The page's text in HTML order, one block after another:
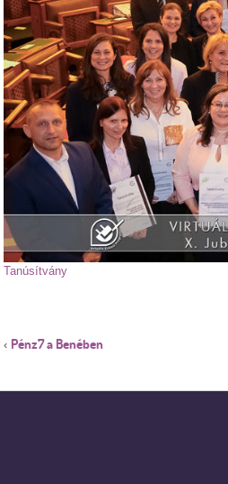
Tanúsítvány
‹ Pénz7 a Benében